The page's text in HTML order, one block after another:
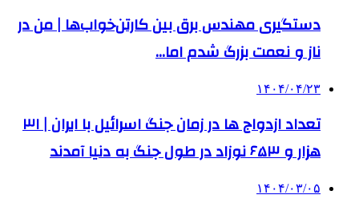
دستگیری مهندس برق بین کارتن‌خواب‌ها | من در
ناز و نعمت بزرگ شدم اما…
۱۴۰۴/۰۴/۲۳
تعداد ازدواج ها در زمان جنگ اسرائیل با ایران | ۳۱
هزار و ۶۵۳ نوزاد در طول جنگ به دنیا آمدند
۱۴۰۴/۰۳/۰۵